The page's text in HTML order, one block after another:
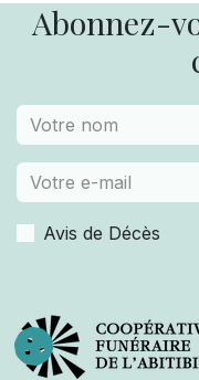
Abonnez-
Avis de Décès